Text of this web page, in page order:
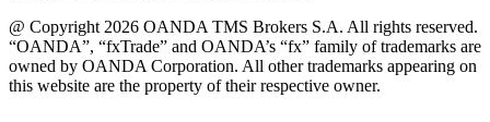
@ Copyright 2026 OANDA TMS Brokers S.A. All rights reserved.
“OANDA”, “fxTrade” and OANDA’s “fx” family of trademarks are
owned by OANDA Corporation. All other trademarks appearing on
this website are the property of their respective owner.